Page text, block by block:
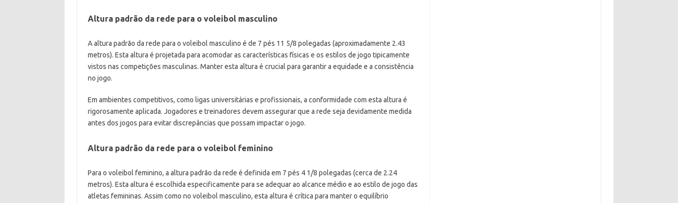
Altura padrão da rede para o voleibol masculino
A altura padrão da rede para o voleibol masculino é de 7 pés 11 5/8 polegadas (aproximadamente 2.43
metros). Esta altura é projetada para acomodar as características físicas e os estilos de jogo tipicamente
vistos nas competições masculinas. Manter esta altura é crucial para garantir a equidade e a consistência
no jogo.
Em ambientes competitivos, como ligas universitárias e profissionais, a conformidade com esta altura é
rigorosamente aplicada. Jogadores e treinadores devem assegurar que a rede seja devidamente medida
antes dos jogos para evitar discrepâncias que possam impactar o jogo.
Altura padrão da rede para o voleibol feminino
Para o voleibol feminino, a altura padrão da rede é definida em 7 pés 4 1/8 polegadas (cerca de 2.24
metros). Esta altura é escolhida especificamente para se adequar ao alcance médio e ao estilo de jogo das
atletas femininas. Assim como no voleibol masculino, esta altura é crítica para manter o equilíbrio